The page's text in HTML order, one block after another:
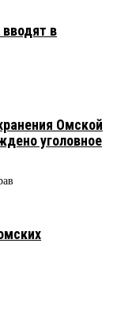
в
Омской
уголовное